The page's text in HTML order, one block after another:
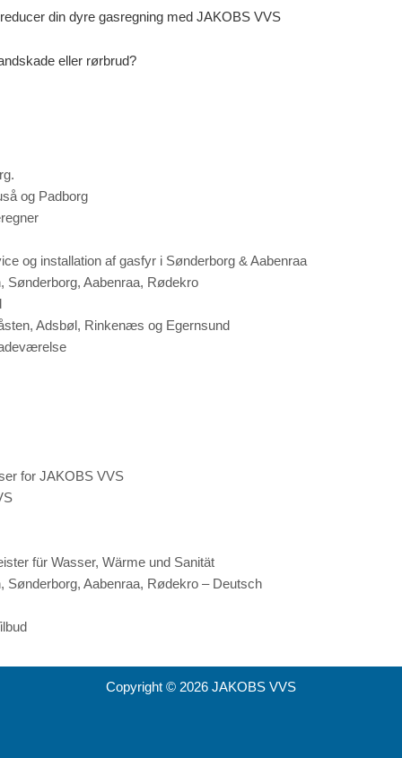
din dyre gasregning med JAKOBS VVS
eller rørbrud?
og Padborg
og installation af gasfyr i Sønderborg & Aabenraa
Sønderborg, Aabenraa, Rødekro
Adsbøl, Rinkenæs og Egernsund
for JAKOBS VVS
für Wasser, Wärme und Sanität
Sønderborg, Aabenraa, Rødekro – Deutsch
Copyright © 2026 JAKOBS VVS